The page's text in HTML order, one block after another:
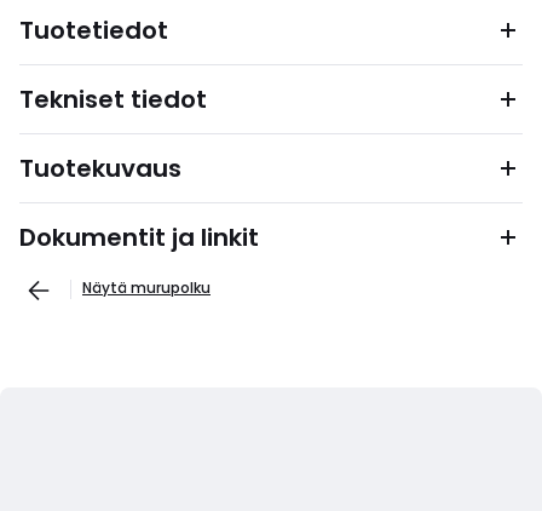
Tuotetiedot
Tekniset tiedot
Tuotekuvaus
Dokumentit ja linkit
Näytä murupolku